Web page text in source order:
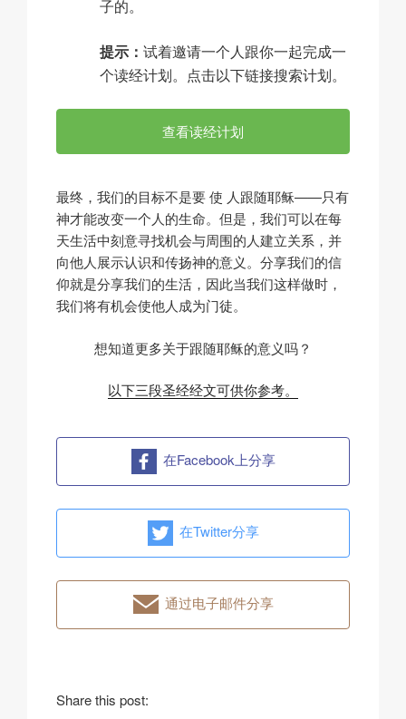
子的。
提示： 试着邀请一个人跟你一起完成一
个读经计划。点击以下链接搜索计划。
查看读经计划
最终，我们的目标不是要使 人跟随耶稣——只有
神才能改变一个人的生命。但是，我们可以在每
天生活中刻意寻找机会与周围的人建立关系，并
向他人展示认识和传扬神的意义。分享我们的信
仰就是分享我们的生活，因此当我们这样做时，
我们将有机会使他人成为门徒。
想知道更多关于跟随耶稣的意义吗？
以下三段圣经经文可供你参考。
在Facebook上分享
在Twitter分享
通过电子邮件分享
Share this post: